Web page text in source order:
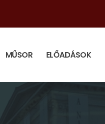
MŰSOR ELŐADÁSOK